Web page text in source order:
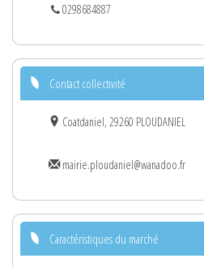
0298684887
Contact collectivité
Coatdaniel, 29260 PLOUDANIEL
mairie.ploudaniel@wanadoo.fr
Caractéristiques du marché